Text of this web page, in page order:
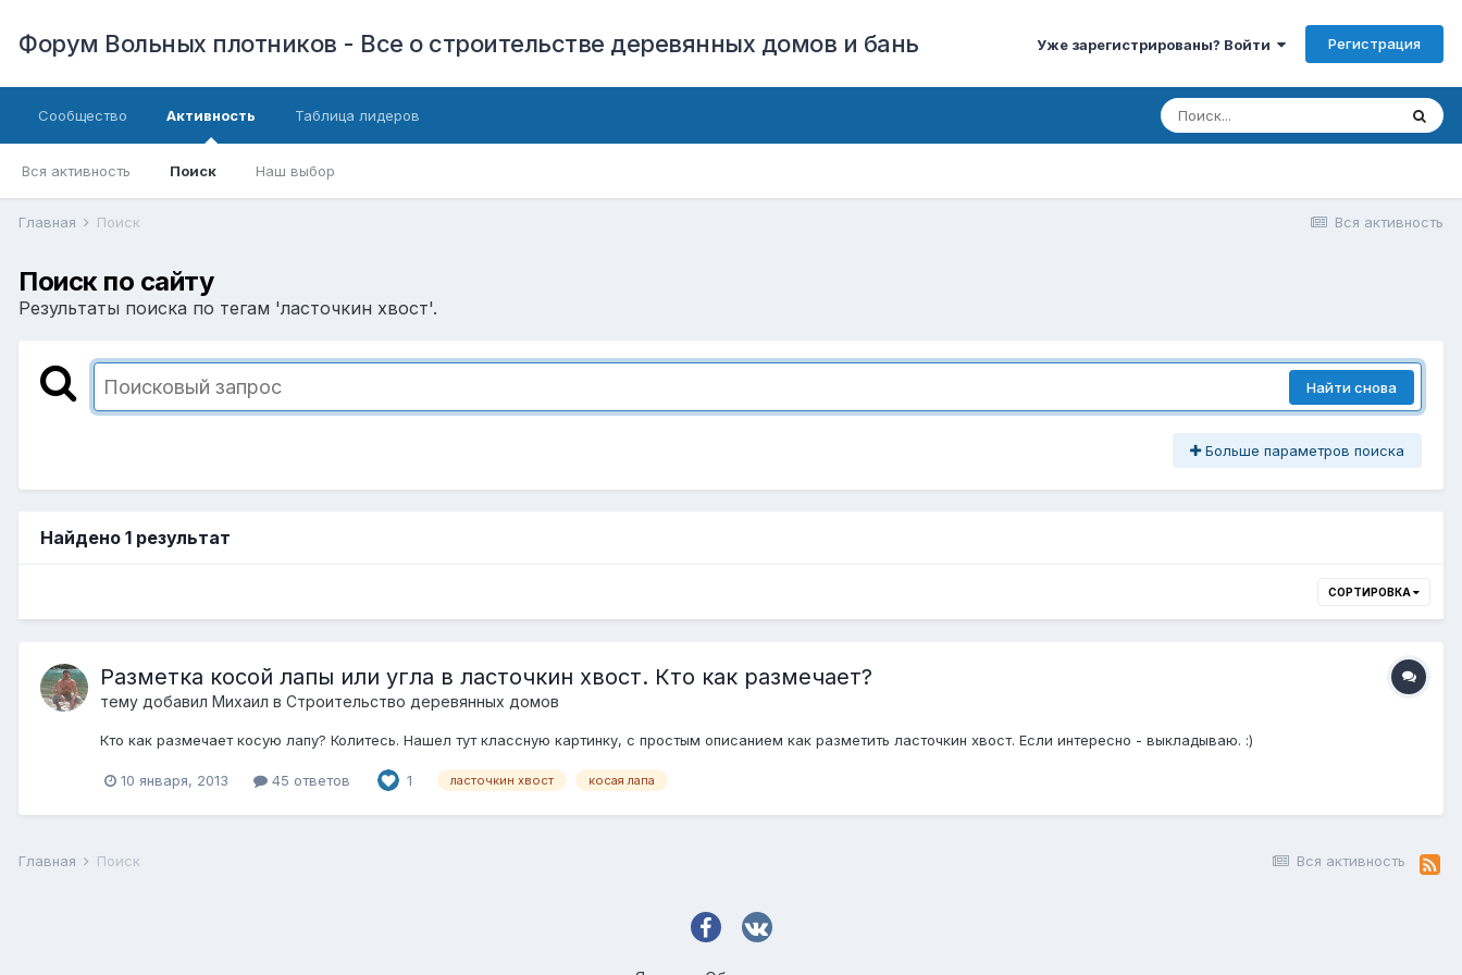
Форум Вольных плотников - Все о строительстве деревянных домов и бань Уже зарегистрированы? Войти Регистрация
Сообщество Активность
Вся активность Поиск Наш выбор
Таблица лидеров
Вся активность
Главная Поиск
Поиск по сайту
Результаты поиска по тегам 'ласточкин хвост'.
Найти снова
Больше параметров поиска
Найдено 1 результат
СОРТИРОВКА
Разметка косой лапы или угла в ласточкин хвост. Кто как размечает?
тему добавил Михаил в Строительство деревянных домов
Кто как размечает косую лапу? Колитесь. Нашел тут классную картинку, с простым описанием как разметить ласточкин хвост. Если интересно - выкладываю. :)
10 января, 2013 45 ответов 1 ласточкин хвост косая лапа
Вся активность
Главная Поиск